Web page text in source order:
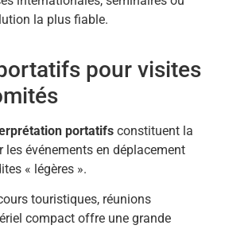
la plus fiable.
pour visites
portatifs constituent la
événements en déplacement
« légères ».
touristiques, réunions
compact offre une grande